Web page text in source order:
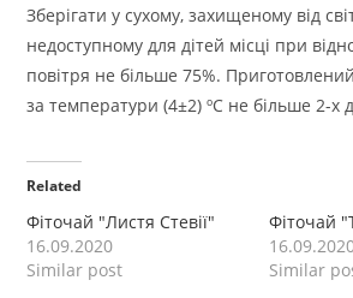
Зберігати у сухому, захищеному від
недоступному для дітей місці при
повітря не більше 75%.
за температури (4±2) ºС не більше 2-х
Related
Фіточай "Листя Стевії"
16.09.2020
Similar post
Фіточай
Similar